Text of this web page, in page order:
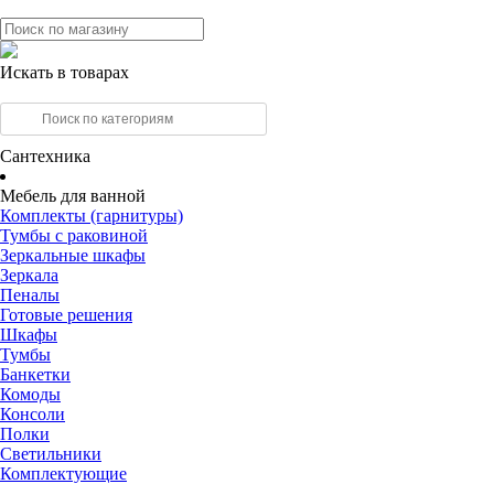
Искать в товарах
Сантехника
Мебель для ванной
Комплекты (гарнитуры)
Тумбы с раковиной
Зеркальные шкафы
Зеркала
Пеналы
Готовые решения
Шкафы
Тумбы
Банкетки
Комоды
Консоли
Полки
Светильники
Комплектующие